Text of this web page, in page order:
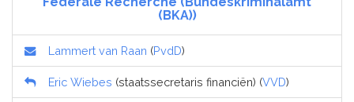
(BKA))
Lammert van Raan (PvdD)
Eric Wiebes (staatssecretaris financiën) (VVD)